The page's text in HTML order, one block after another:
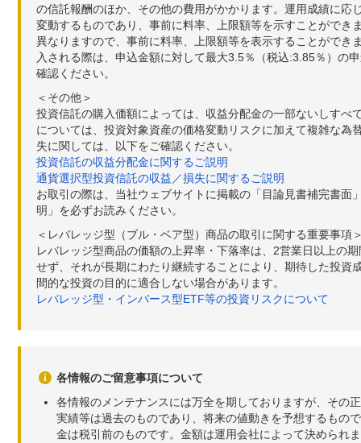
の信託報酬のほか、その他の費用がかかります。運用成績に
変動するものであり、事前に料率、上限額等を示すことがで
異なりますので、事前に料率、上限額等を表示することがで
入される際は、申込金額に対して最大3.5％（税込:3.85％）の
確認ください。
＜その他＞
投資信託の購入価額によっては、収益分配金の一部ないしす
については、投資対象資産の価格変動リスクに加えて複雑な
失に関しては、以下をご確認ください。
投資信託の収益分配金に関するご説明
通貨選択型投資信託の収益／損失に関するご説明
お取引の際は、当社ウェブサイトに掲載の「目論見書補完書
明」を必ずお読みください。
＜レバレッジ型（ブル・ベア型）商品の取引に関する重要事項
レバレッジ型商品の価額の上昇率・下落率は、2営業日以上の
せず、それが長期にわたり継続することにより、期待した投
間的な投資の目的に適合しない場合があります。
レバレッジ型・インバース型ETF等の投資リスクについて
各情報のご留意事項について
各情報のメンテナンスには万全を期しておりますが、その
実績等は過去のものであり、将来の値動きを予想するもの
金は税引前のものです。金額は運用会社によって決められ